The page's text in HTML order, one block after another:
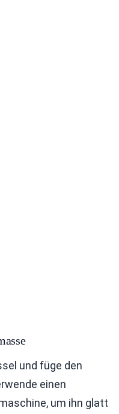
und füge den
einen
um ihn glatt